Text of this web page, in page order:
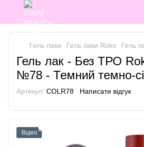
Гель лаки Гель лаки Roks Гель
Гель лак - Без ТРО
№78 - Темний темно-
Артикул: COLR78 Написати відгук
Відео